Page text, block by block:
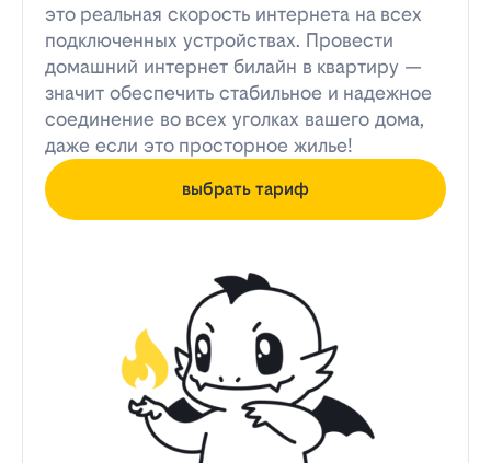
это реальная скорость интернета на всех
подключенных устройствах. Провести
домашний интернет билайн в квартиру —
значит обеспечить стабильное и надежное
соединение во всех уголках вашего дома,
даже если это просторное жилье!
выбрать тариф